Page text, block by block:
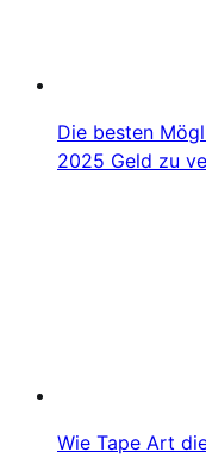
Die besten
2025 Geld zu
Wie Tape Art